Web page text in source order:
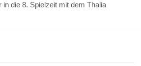
in die 8. Spielzeit mit dem Thalia